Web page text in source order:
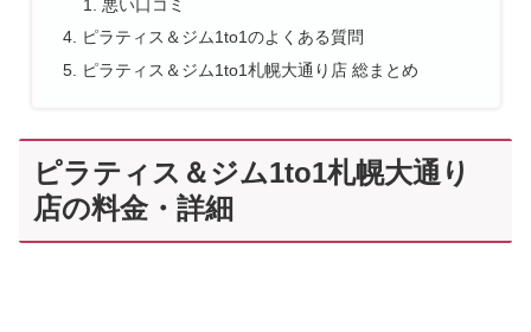
悪い口コミ
ピラティス＆ジム1to1のよくある質問
ピラティス＆ジム1to1札幌大通り店 総まとめ
ピラティス＆ジム1to1札幌大通り
店の料金・詳細